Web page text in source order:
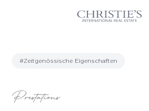
#Zeitgenössische Eigenschaften
Prestations